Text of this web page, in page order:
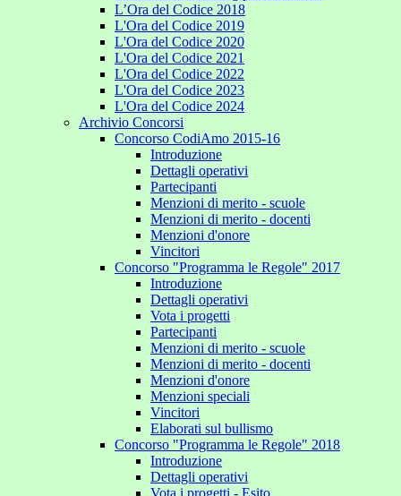
L’Ora del Codice 2018
L'Ora del Codice 2019
L'Ora del Codice 2020
L'Ora del Codice 2021
L'Ora del Codice 2022
L'Ora del Codice 2023
L'Ora del Codice 2024
Archivio Concorsi
Concorso CodiAmo 2015-16
Introduzione
Dettagli operativi
Partecipanti
Menzioni di merito - scuole
Menzioni di merito - docenti
Menzioni d'onore
Vincitori
Concorso "Programma le Regole" 2017
Introduzione
Dettagli operativi
Vota i progetti
Partecipanti
Menzioni di merito - scuole
Menzioni di merito - docenti
Menzioni d'onore
Menzioni speciali
Vincitori
Elaborati sul bullismo
Concorso "Programma le Regole" 2018
Introduzione
Dettagli operativi
Vota i progetti - Esito